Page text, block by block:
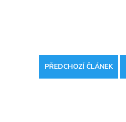
PŘEDCHOZÍ ČLÁNEK